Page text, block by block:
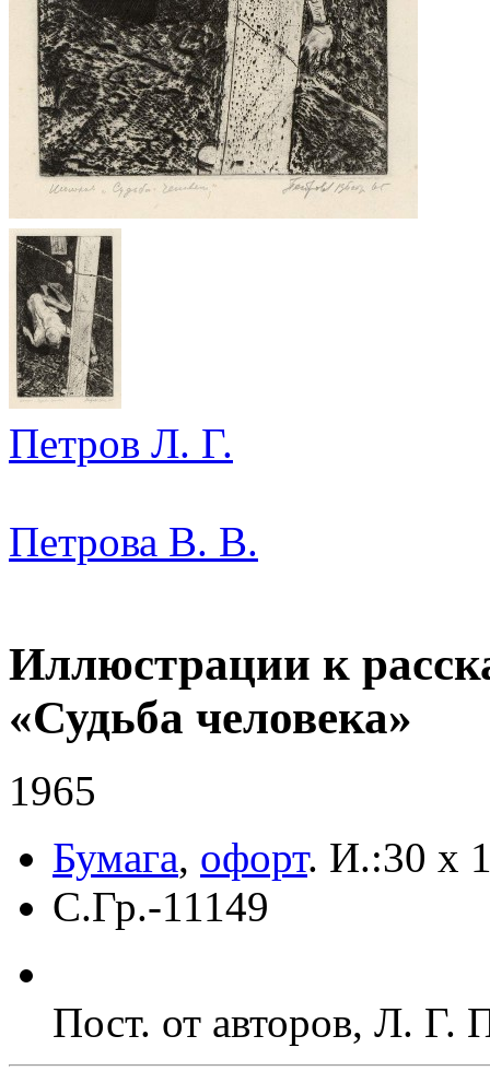
Петров Л. Г.
Петрова В. В.
Иллюстрации к
«Судьба человека»
1965
Бумага, офорт. И.:30 х
С.Гр.-11149
Пост. от авторов, Л. Г.